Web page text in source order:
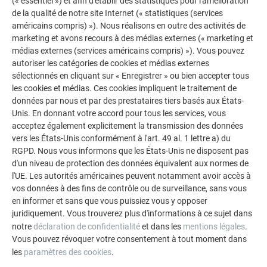
coffrage bois massif. Les nombreux angles et embrasures
du bâtiment ont été traités à l’aide de profils repliés et
d’équerres standard.
La réalisation a nécessité dextérité et savoir-faire. Pour le
chef de projet Marcel Schmidt
et le directeur d’exploitation
Siegmar Fried, les principales difficultés se concentraient
aux points névralgiques, où les petites surfaces de toit des
loggias s’achèvent et se fondent dans la façade. Les
losanges de façade se raccordent auxbandes PREFALZ. Ces
feuilles devaient être posées de manière à garantir
l’écoulement naturel de l’eau tout en conservant un rendu
visuel harmonieux.
de la qualité de notre site Internet (« statistiques (services
américains compris) »). Nous réalisons en outre des activités de
marketing et avons recours à des médias externes (« marketing et
médias externes (services américains compris) »). Vous pouvez
autoriser les catégories de cookies et médias externes
sélectionnés en cliquant sur « Enregistrer » ou bien accepter tous
les cookies et médias. Ces cookies impliquent le traitement de
données par nous et par des prestataires tiers basés aux États-
Unis. En donnant votre accord pour tous les services, vous
acceptez également explicitement la transmission des données
vers les États-Unis conformément à l'art. 49 al. 1 lettre a) du
RGPD. Nous vous informons que les États-Unis ne disposent pas
d'un niveau de protection des données équivalent aux normes de
l'UE. Les autorités américaines peuvent notamment avoir accès à
vos données à des fins de contrôle ou de surveillance, sans vous
en informer et sans que vous puissiez vous y opposer
juridiquement. Vous trouverez plus d'informations à ce sujet dans
notredéclaration de confidentialitéet dans les mentions légales.
Vous pouvez révoquer votre consentement à tout moment dans
les paramètres des cookies.